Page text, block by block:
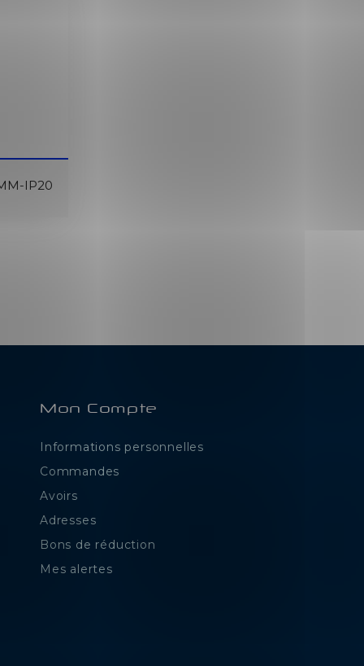
IP20
Mon Compte
Informations personnelles
Commandes
Avoirs
Adresses
Bons de réduction
Mes alertes